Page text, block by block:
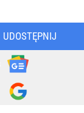
UDOSTĘPNIJ